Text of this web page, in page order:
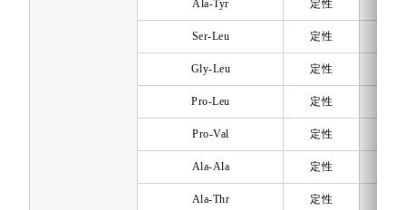
Ala-Tyr 定性
Ser-Leu 定性
Gly-Leu 定性
Pro-Leu 定性
Pro-Val 定性
Ala-Ala 定性
Ala-Thr 定性